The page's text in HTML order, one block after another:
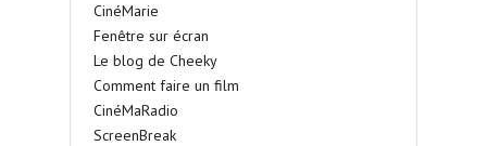
CinéMarie
Fenêtre sur écran
Le blog de Cheeky
Comment faire un film
CinéMaRadio
ScreenBreak